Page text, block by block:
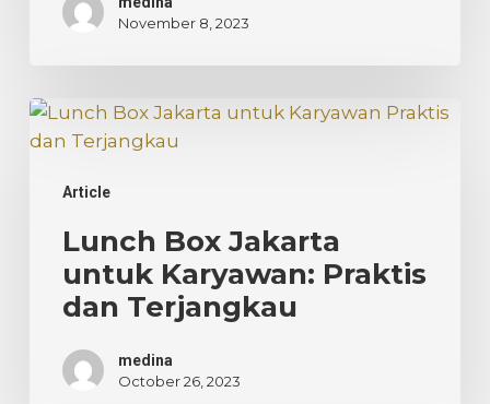
November 8, 2023
Article
Lunch
Box
untuk
Praktis
dan
Terjangkau
Lunch Box Jakarta
untuk Karyawan: Praktis
dan Terjangkau
medina
October 26, 2023